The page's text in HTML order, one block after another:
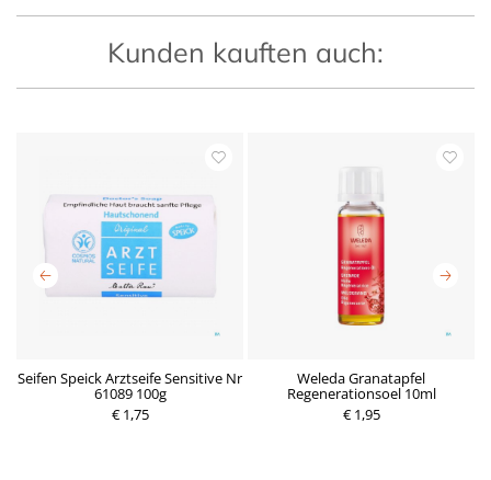
Kunden kauften auch:
Seifen Speick Arztseife Sensitive Nr
61089 100g
€ 1,75
Weleda Granatapfel
Regenerationsoel 10ml
€ 1,95
P